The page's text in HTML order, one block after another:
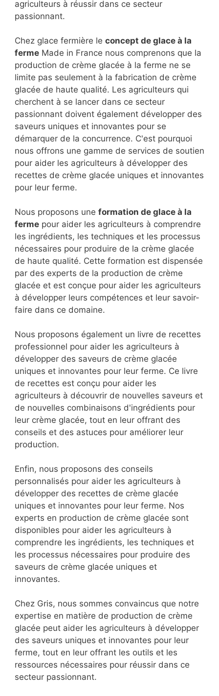
agriculteurs à réussir dans ce secteur
passionnant.
Chez glace fermière le concept de glace à la
ferme Made in France nous comprenons que la
production de crème glacée à la ferme ne se
limite pas seulement à la fabrication de crème
glacée de haute qualité. Les agriculteurs qui
cherchent à se lancer dans ce secteur
passionnant doivent également développer des
saveurs uniques et innovantes pour se
démarquer de la concurrence. C'est pourquoi
nous offrons une gamme de services de soutien
pour aider les agriculteurs à développer des
recettes de crème glacée uniques et innovantes
pour leur ferme.
Nous proposons une formation de glace à la
ferme pour aider les agriculteurs à comprendre
les ingrédients, les techniques et les processus
nécessaires pour produire de la crème glacée
de haute qualité. Cette formation est dispensée
par des experts de la production de crème
glacée et est conçue pour aider les agriculteurs
à développer leurs compétences et leur savoir-
faire dans ce domaine.
Nous proposons également un livre de recettes
professionnel pour aider les agriculteurs à
développer des saveurs de crème glacée
uniques et innovantes pour leur ferme. Ce livre
de recettes est conçu pour aider les
agriculteurs à découvrir de nouvelles saveurs et
de nouvelles combinaisons d'ingrédients pour
leur crème glacée, tout en leur offrant des
conseils et des astuces pour améliorer leur
production.
Enfin, nous proposons des conseils
personnalisés pour aider les agriculteurs à
développer des recettes de crème glacée
uniques et innovantes pour leur ferme. Nos
experts en production de crème glacée sont
disponibles pour aider les agriculteurs à
comprendre les ingrédients, les techniques et
les processus nécessaires pour produire des
saveurs de crème glacée uniques et
innovantes.
Chez Gris, nous sommes convaincus que notre
expertise en matière de production de crème
glacée peut aider les agriculteurs à développer
des saveurs uniques et innovantes pour leur
ferme, tout en leur offrant les outils et les
ressources nécessaires pour réussir dans ce
secteur passionnant.